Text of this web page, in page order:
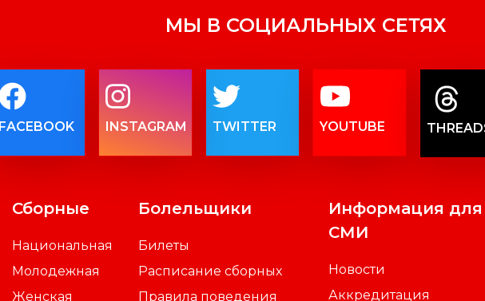
МЫ В СОЦИАЛЬНЫХ СЕТЯХ
FACEBOOK INSTAGRAM TWITTER YOUTUBE
Сборные
Национальная
Молодежная
Женская
Болельщики
Билеты
Расписание сборных
Правила поведения
Информация для
СМИ
Новости
Аккредитация